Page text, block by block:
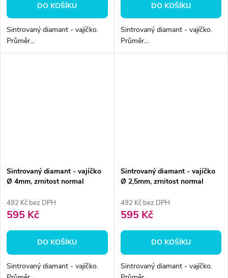
DO KOŠÍKU
Sintrovaný diamant - vajíčko.
Průměr...
DO KOŠÍKU
Sintrovaný diamant - vajíčko.
Průměr...
Sintrovaný diamant - vajíčko
Ø 4mm, zrnitost normal
492 Kč bez DPH
595 Kč
DO KOŠÍKU
Sintrovaný diamant - vajíčko.
Sintrovaný diamant - vajíčko
Ø 2,5mm, zrnitost normal
492 Kč bez DPH
595 Kč
DO KOŠÍKU
Sintrovaný diamant - vajíčko.